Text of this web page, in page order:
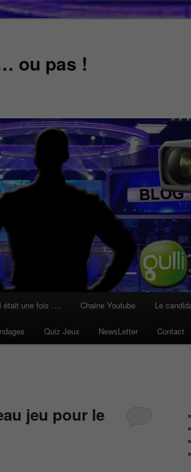
ou pas !
était une fois …. Chaine Youtube Le
Quiz Jeux NewsLetter Contact
jeu pour le